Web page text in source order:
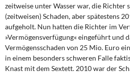
zeitweise unter Wasser war, die Richter
(zeitweisen) Schaden, aber spätestens
aufgeholt. Nun hatten die Richter im
»Vermögensverfügung« eingeführt und
Vermögensschaden von 25 Mio. Euro
in einem besonders schweren Falle
Knast mit dem Sextett. 2010 war der